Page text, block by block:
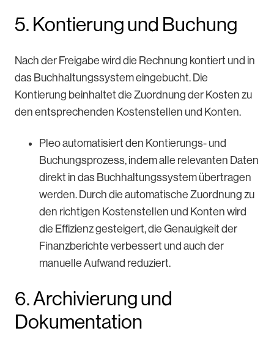
5. Kontierung und Buchung
Nach der Freigabe wird die Rechnung kontiert und in
das Buchhaltungssystem eingebucht. Die
Kontierung beinhaltet die Zuordnung der Kosten zu
den entsprechenden Kostenstellen und Konten.
Pleo automatisiert den Kontierungs- und
Buchungsprozess, indem alle relevanten Daten
direkt in das Buchhaltungssystem übertragen
werden. Durch die automatische Zuordnung zu
den richtigen Kostenstellen und Konten wird
die Effizienz gesteigert, die Genauigkeit der
Finanzberichte verbessert und auch der
manuelle Aufwand reduziert.
6. Archivierung und
Dokumentation